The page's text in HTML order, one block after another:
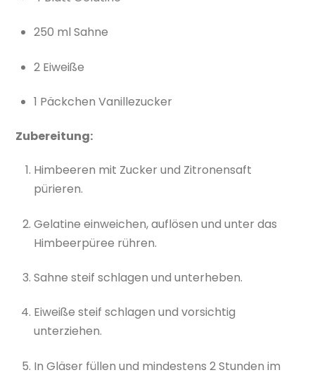
250 ml Sahne
2 Eiweiße
1 Päckchen Vanillezucker
Zubereitung:
Himbeeren mit Zucker und Zitronensaft
pürieren.
Gelatine einweichen, auflösen und unter das
Himbeerpüree rühren.
Sahne steif schlagen und unterheben.
Eiweiße steif schlagen und vorsichtig
unterziehen.
In Gläser füllen und mindestens 2 Stunden im